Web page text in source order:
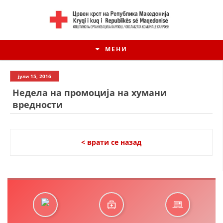
МЕНИ
јули 15, 2016
Недела на промоција на хумани
вредности
< врати се назад